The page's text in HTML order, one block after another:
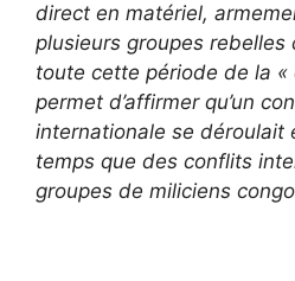
direct en matériel,
plusieurs groupes rebelles
toute cette période de la «
permet d’affirmer qu’un
internationale se déroulait
temps que des conflits
groupes de miliciens